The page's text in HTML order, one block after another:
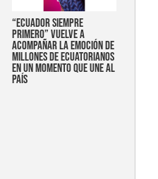
“Ecuador siempre
primero” vuelve a
acompañar la emoción de
millones de ecuatorianos
en un momento que une al
país